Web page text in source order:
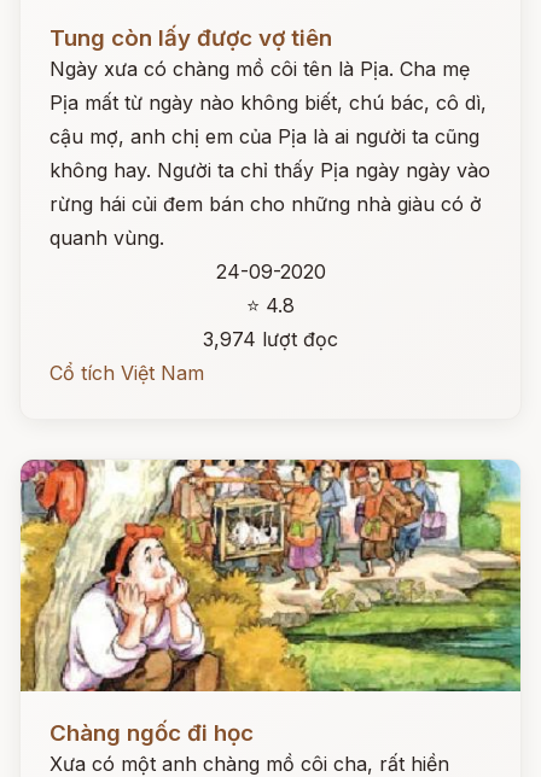
Tung còn lấy được vợ tiên
Ngày xưa có chàng mồ côi tên là Pịa. Cha mẹ
Pịa mất từ ngày nào không biết, chú bác, cô dì,
cậu mợ, anh chị em của Pịa là ai người ta cũng
không hay. Người ta chỉ thấy Pịa ngày ngày vào
rừng hái củi đem bán cho những nhà giàu có ở
quanh vùng.
24-09-2020
⭐ 4.8
3,974 lượt đọc
Cổ tích Việt Nam
Chàng ngốc đi học
Xưa có một anh chàng mồ côi cha, rất hiền